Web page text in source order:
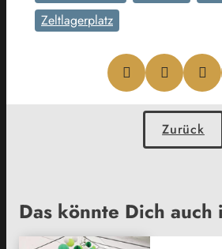
Zeltlagerplatz
Zurück
Das könnte Dich